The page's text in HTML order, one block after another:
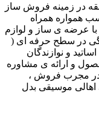
با بیش از 18 سال سابقه در زمینه فروش ساز
همواره همراه
عرضه ی ساز و لوازم
در سطح حرفه ای (
و نوازندگان
و ارائه ی مشاوره
مجرب فروش ،
اهالی موسیقی بدل